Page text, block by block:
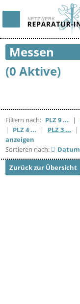
Messen
(0 Aktive)
Filtern nach: PLZ 9 ... |
|
PLZ 4 ... | PLZ 3 ... |
anzeigen
Sortieren nach:
Datum
Zurück zur Übersicht